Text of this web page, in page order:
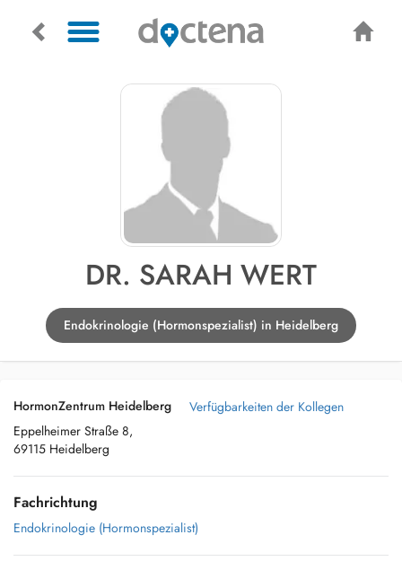
DR. SARAH WERT
Endokrinologie (Hormonspezialist) in Heidelberg
HormonZentrum Heidelberg
Eppelheimer Straße 8,
69115 Heidelberg
Verfügbarkeiten der Kollegen
Fachrichtung
Endokrinologie (Hormonspezialist)